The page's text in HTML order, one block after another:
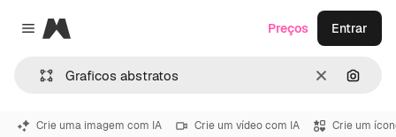
Close menu
Magnific
Limpar
Preços Entrar
Crie uma imagem com IA Crie um vídeo com IA Crie um